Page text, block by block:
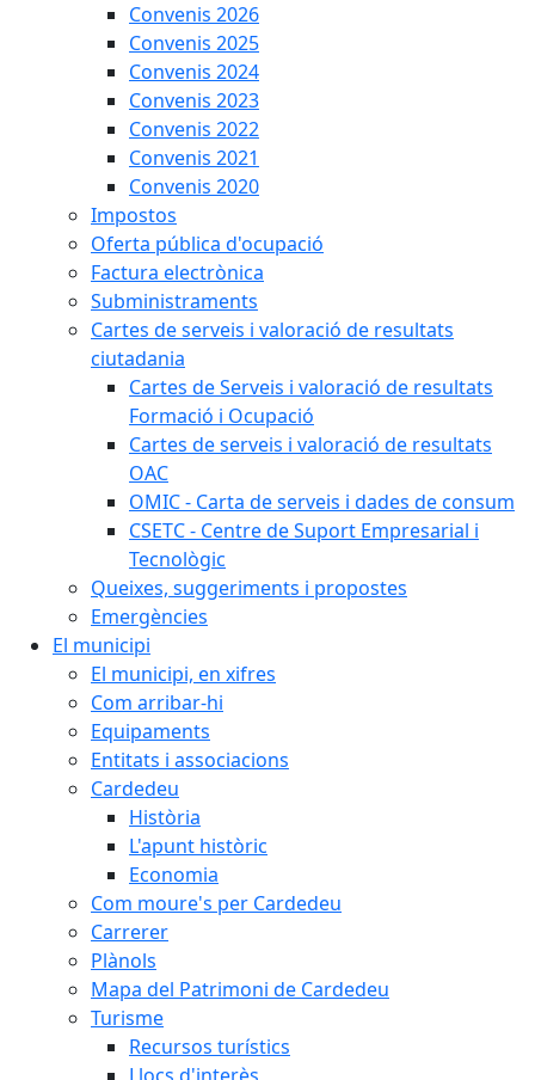
Convenis 2026
Convenis 2025
Convenis 2024
Convenis 2023
Convenis 2022
Convenis 2021
Convenis 2020
Impostos
Oferta pública d'ocupació
Factura electrònica
Subministraments
Cartes de serveis i valoració de resultats
ciutadania
Cartes de Serveis i valoració de resultats
Formació i Ocupació
Cartes de serveis i valoració de resultats
OAC
OMIC - Carta de serveis i dades de consum
CSETC - Centre de Suport Empresarial i
Tecnològic
Queixes, suggeriments i propostes
Emergències
El municipi
El municipi, en xifres
Com arribar-hi
Equipaments
Entitats i associacions
Cardedeu
Història
L'apunt històric
Economia
Com moure's per Cardedeu
Carrerer
Plànols
Mapa del Patrimoni de Cardedeu
Turisme
Recursos turístics